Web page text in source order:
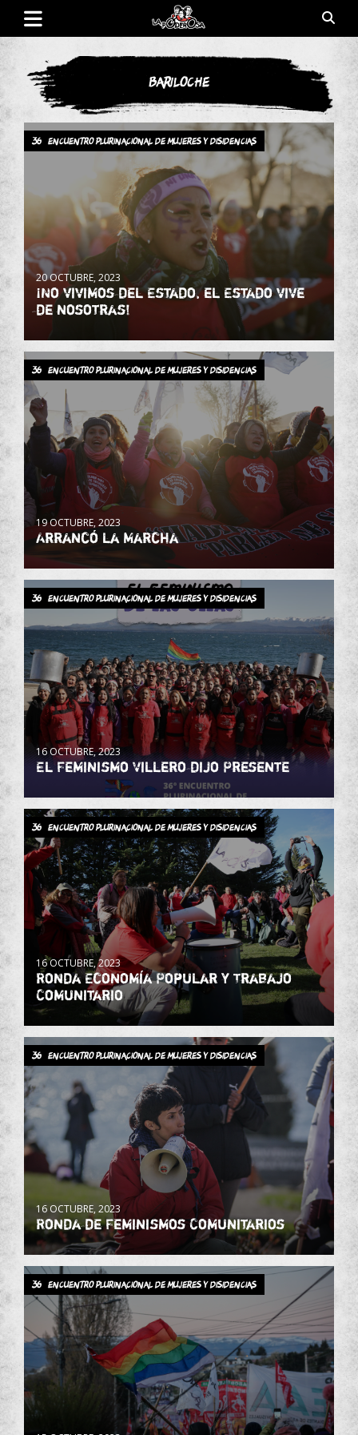
Saltar
contenidoLa Poderosa
Poderosa.
Bariloche
36° Encuentro Plurinacional de Mujeres y Disidencias
20 OCTUBRE, 2023
¡No vivimos del Estado, el Estado vive
de nosotras!
36° Encuentro Plurinacional de Mujeres y Disidencias
19 OCTUBRE, 2023
Arrancó la Marcha
36° Encuentro Plurinacional de Mujeres y Disidencias
16 OCTUBRE, 2023
El Feminismo Villero dijo Presente
36° Encuentro Plurinacional de Mujeres y Disidencias
16 OCTUBRE, 2023
Ronda Economía Popular y Trabajo
Comunitario
36° Encuentro Plurinacional de Mujeres y Disidencias
16 OCTUBRE, 2023
Ronda de Feminismos Comunitarios
36° Encuentro Plurinacional de Mujeres y Disidencias